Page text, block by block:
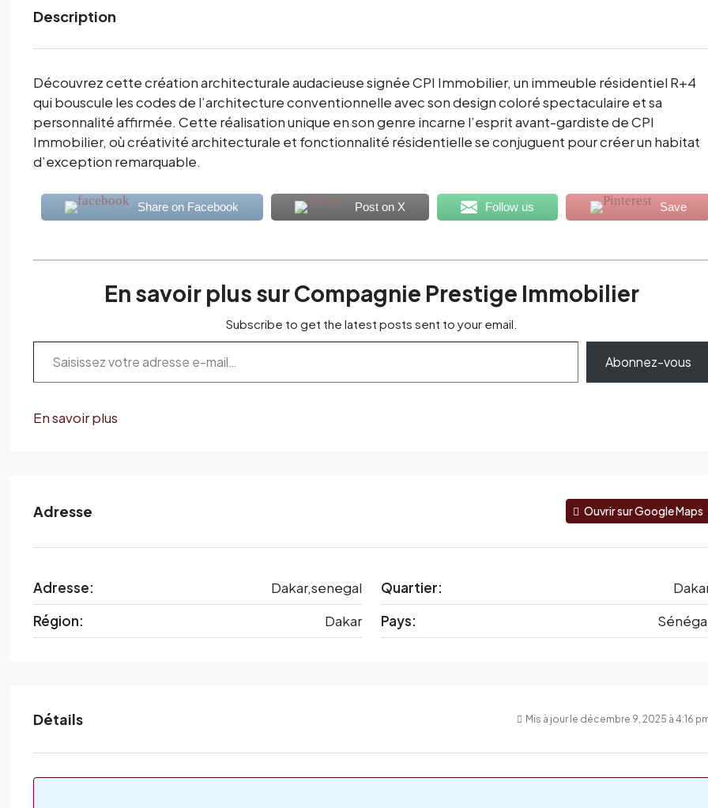
Description
Découvrez cette création architecturale audacieuse signée CPI Immobilier, un immeuble résidentiel R+4
qui bouscule les codes de l’architecture conventionnelle avec son design coloré spectaculaire et sa
personnalité affirmée. Cette réalisation unique en son genre incarne l’esprit avant-gardiste de CPI
Immobilier, où créativité architecturale et fonctionnalité résidentielle se conjuguent pour créer un habitat
d’exception remarquable.
Share on Facebook Post on X Follow us Save
En savoir plus sur Compagnie Prestige Immobilier
Subscribe to get the latest posts sent to your email.
Abonnez-vous
En savoir plus
Adresse Ouvrir sur Google Maps
Adresse: Dakar,senegal Quartier:
Région:
Dakar Pays:
Détails Mis à jour le décembre 9, 2025 à 4:16